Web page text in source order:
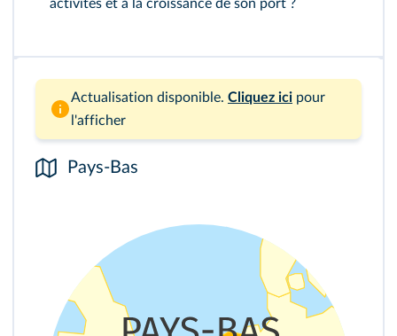
activités et à la croissance de son port ?
Actualisation disponible. Cliquez ici pour
l'afficher
Pays-Bas